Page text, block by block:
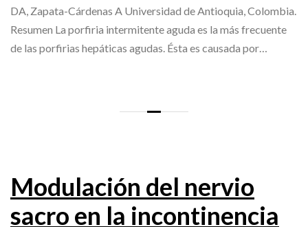
DA, Zapata-Cárdenas A Universidad de Antioquia, Colombia.
Resumen La porfiria intermitente aguda es la más frecuente
de las porfirias hepáticas agudas. Ésta es causada por…
Modulación del nervio
sacro en la incontinencia